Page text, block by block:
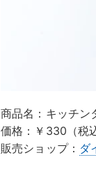
商品名：キッチン
価格：￥330（税
販売ショップ： ダ